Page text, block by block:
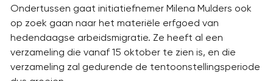
Ondertussen gaat initiatiefnemer Milena Mulders ook
op zoek gaan naar het materiële erfgoed van
hedendaagse arbeidsmigratie. Ze heeft al een
verzameling die vanaf 15 oktober te zien is, en die
verzameling zal gedurende de tentoonstellingsperiode